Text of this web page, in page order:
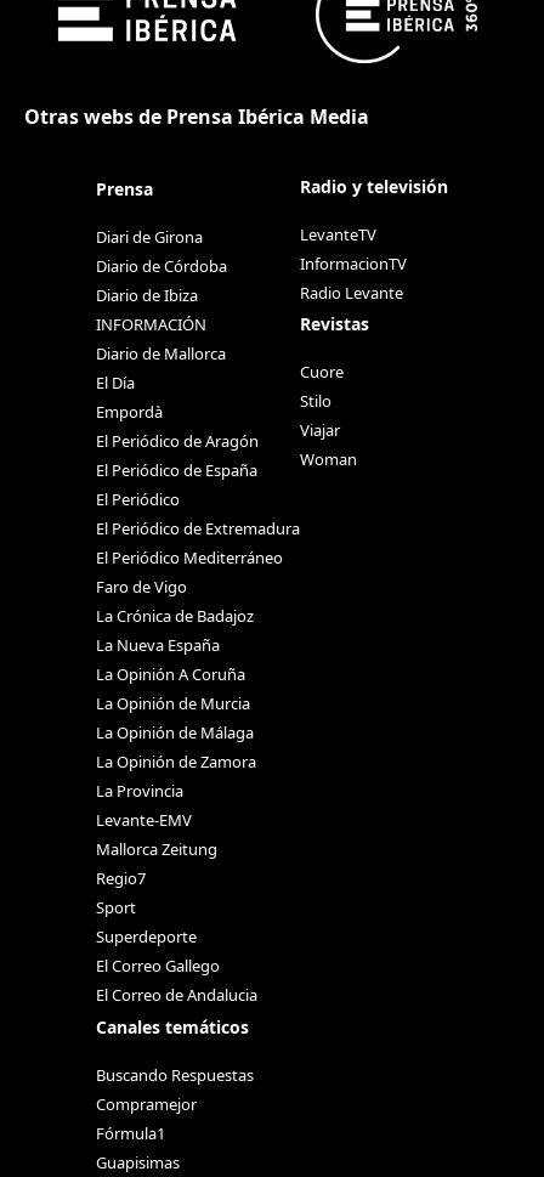
Otras webs de Prensa Ibérica Media
Prensa
Diari de Girona
Diario de Córdoba
Diario de Ibiza
INFORMACIÓN
Diario de Mallorca
El Día
Empordà
El Periódico de Aragón
El Periódico de España
El Periódico
El Periódico de Extremadura
El Periódico Mediterráneo
Faro de Vigo
La Crónica de Badajoz
La Nueva España
La Opinión A Coruña
La Opinión de Murcia
La Opinión de Málaga
La Opinión de Zamora
La Provincia
Levante-EMV
Mallorca Zeitung
Regio7
Sport
Superdeporte
El Correo Gallego
El Correo de Andalucia
Canales temáticos
Buscando Respuestas
Compramejor
Fórmula1
Guapisimas
Radio y televisión
LevanteTV
InformacionTV
Radio Levante
Revistas
Cuore
Stilo
Viajar
Woman